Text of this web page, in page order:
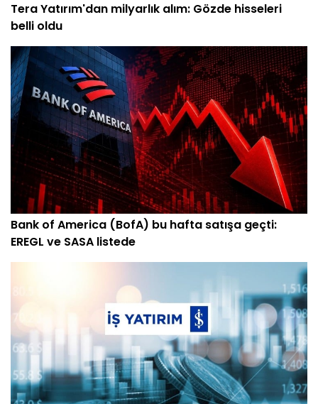
Tera Yatırım'dan milyarlık alım: Gözde hisseleri
belli oldu
Bank of America (BofA) bu hafta satışa geçti:
EREGL ve SASA listede